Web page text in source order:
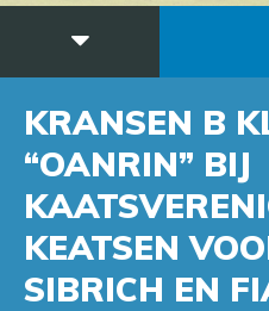
KRANSEN B
“OANRIN” BIJ
KEATSEN
SIBRICH EN